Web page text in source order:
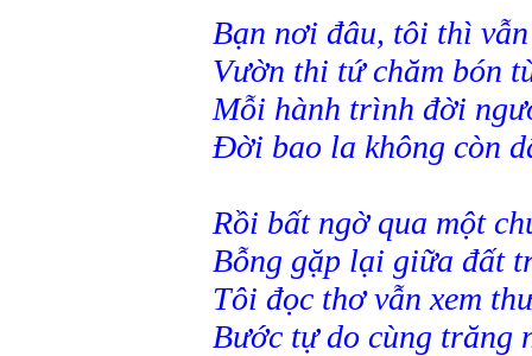
Bạn nơi đâu, tôi thì
Vườn thi tứ chăm bón
Mỗi hành trình đời
Đời bao la không còn
Rồi bất ngờ qua một
Bỗng gặp lại giữa đất
Tôi đọc thơ vẫn xem
Bước tự do cùng trăng